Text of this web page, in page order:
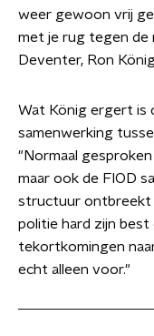
weer gewoon vrij
met je rug tegen de
Deventer, Ron
Wat König ergert is
samenwerking
"Normaal
maar ook de FIOD
structuur ontbreekt
politie hard zijn
tekortkomingen
echt alleen voor."